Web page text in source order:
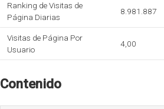
Ranking de Visitas de
Página Diarias
8.981.887
Visitas de Página Por
Usuario
4,00
Contenido